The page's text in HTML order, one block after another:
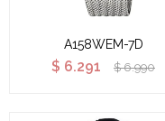
A158WEM-7D
$ 6.291 $ 6.990